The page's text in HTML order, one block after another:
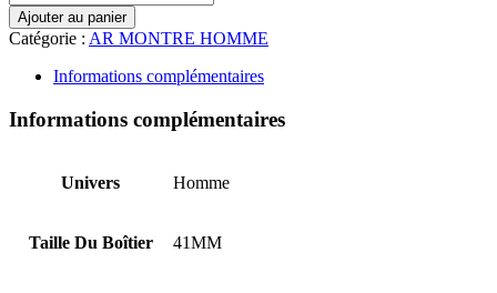
Ajouter au panier
Catégorie : AR MONTRE HOMME
Informations complémentaires
Informations complémentaires
Univers Homme
Taille Du Boîtier 41MM